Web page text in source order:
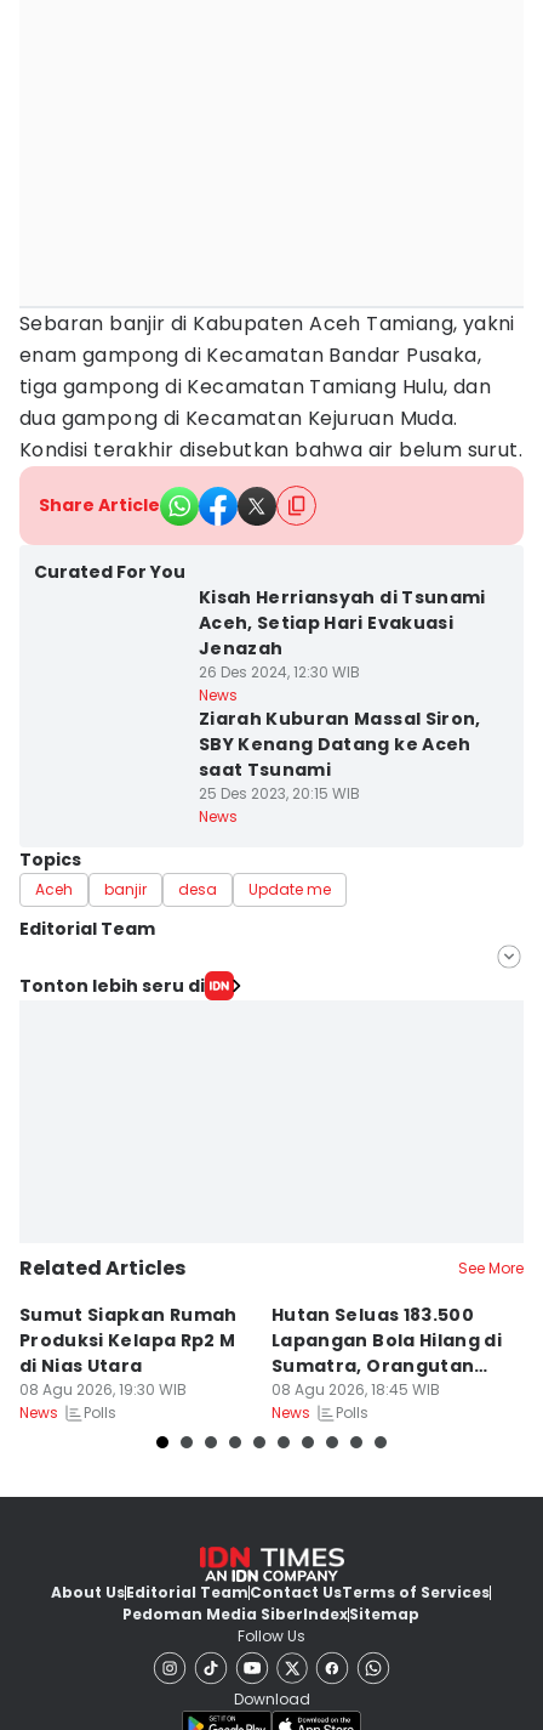
Sebaran banjir di Kabupaten Aceh Tamiang, yakni
enam gampong di Kecamatan Bandar Pusaka,
tiga gampong di Kecamatan Tamiang Hulu, dan
dua gampong di Kecamatan Kejuruan Muda.
Kondisi terakhir disebutkan bahwa air belum surut.
Share Article
Curated For You
Kisah Herriansyah di Tsunami
Aceh, Setiap Hari Evakuasi
Jenazah
26 Des 2024, 12:30 WIB
News
Ziarah Kuburan Massal Siron,
SBY Kenang Datang ke Aceh
saat Tsunami
25 Des 2023, 20:15 WIB
News
Topics
Aceh banjir desa Update me
Editorial Team
Editor
Tonton lebih seru di
Related Articles See More
Sumut Siapkan Rumah
Produksi Kelapa Rp2 M
di Nias Utara
08 Agu 2026, 19:30 WIB
News
Polls
Hutan Seluas 183.500
Lapangan Bola Hilang di
Sumatra, Orangutan
Tertekan
08 Agu 2026, 18:45 WIB
News
Polls
About UsEditorial TeamContact UsTerms of Services
Pedoman Media SiberIndexSitemap
Follow Us
Download